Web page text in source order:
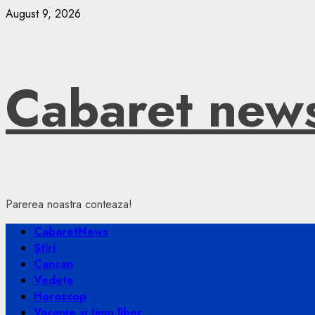
Skip
August 9, 2026
Cabaret
Parerea noastra conteaza!
Primary
Menu
CabaretNews
Știri
Cancan
Vedete
Horoscop